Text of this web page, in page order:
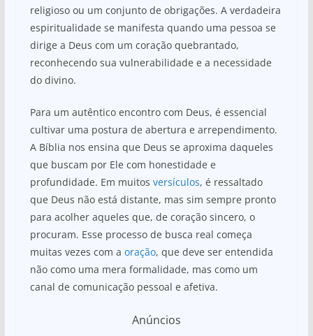
religioso ou um conjunto de obrigações. A verdadeira
espiritualidade se manifesta quando uma pessoa se
dirige a Deus com um coração quebrantado,
reconhecendo sua vulnerabilidade e a necessidade
do divino.
Para um autêntico encontro com Deus, é essencial
cultivar uma postura de abertura e arrependimento.
A Bíblia nos ensina que Deus se aproxima daqueles
que buscam por Ele com honestidade e
profundidade. Em muitos versículos, é ressaltado
que Deus não está distante, mas sim sempre pronto
para acolher aqueles que, de coração sincero, o
procuram. Esse processo de busca real começa
muitas vezes com a oração, que deve ser entendida
não como uma mera formalidade, mas como um
canal de comunicação pessoal e afetiva.
Anúncios